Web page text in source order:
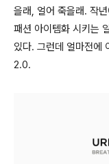
을래, 얼어 죽을래. 작
패션 아이템화 시키는
있다. 그런데 얼마전에
2.0.